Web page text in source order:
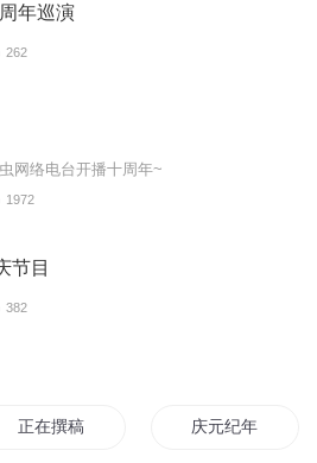
年巡演
262
网络电台开播十周年~
1972
节目
382
正在撰稿 庆元纪年